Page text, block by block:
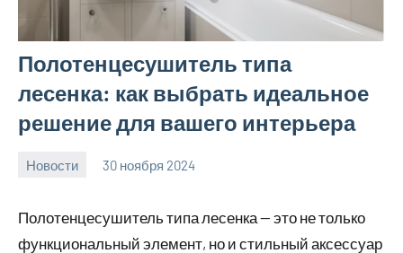
Полотенцесушитель типа
лесенка: как выбрать идеальное
решение для вашего интерьера
Новости 30 ноября 2024
Полотенцесушитель типа лесенка — это не только
функциональный элемент, но и стильный аксессуар